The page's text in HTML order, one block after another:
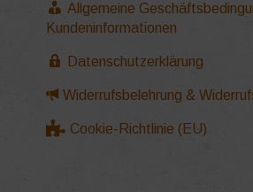
Allgemeine
Kundeninformationen
Datenschutzerklärung
Widerrufsbelehrung &
Cookie-Richtlinie (EU)